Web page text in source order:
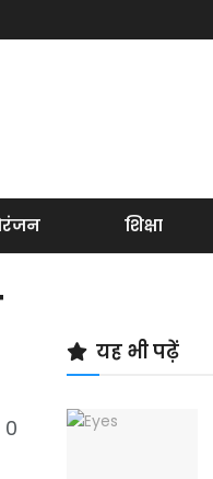
शिक्षा
0
यह भी पढ़ें